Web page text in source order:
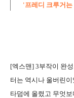
'프레디 크루거
[엑스맨] 3부작이 완
터는 역시나 울버린
타덤에 올렸고 무엇